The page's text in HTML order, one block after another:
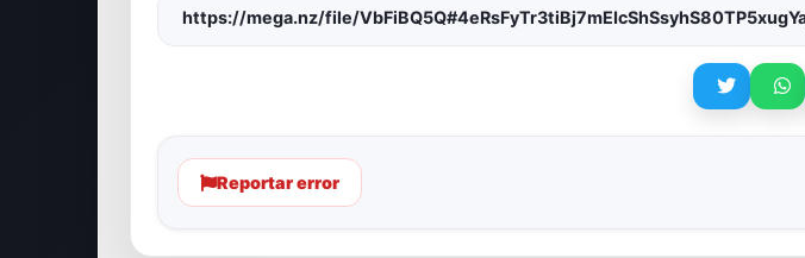
https://mega.nz/file/
Reportar error